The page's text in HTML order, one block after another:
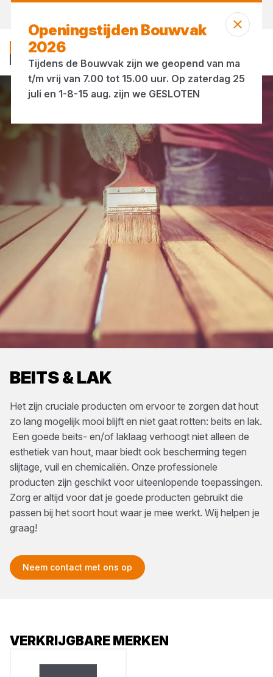
BEITS & LAK
Het zijn cruciale producten om ervoor te zorgen dat hout
zo lang mogelijk mooi blijft en niet gaat rotten: beits en lak.
Een goede beits- en/of laklaag verhoogt niet alleen de
esthetiek van hout, maar biedt ook bescherming tegen
slijtage, vuil en chemicaliën. Onze professionele
producten zijn geschikt voor uiteenlopende toepassingen.
Zorg er altijd voor dat je goede producten gebruikt die
passen bij het soort hout waar je mee werkt. Wij helpen je
graag!
Neem contact met ons op
VERKRIJGBARE MERKEN
Openingstijden Bouwvak
2026
Tijdens de Bouwvak zijn we geopend van ma
t/m vrij van 7.00 tot 15.00 uur. Op zaterdag 25
juli en 1-8-15 aug. zijn we GESLOTEN